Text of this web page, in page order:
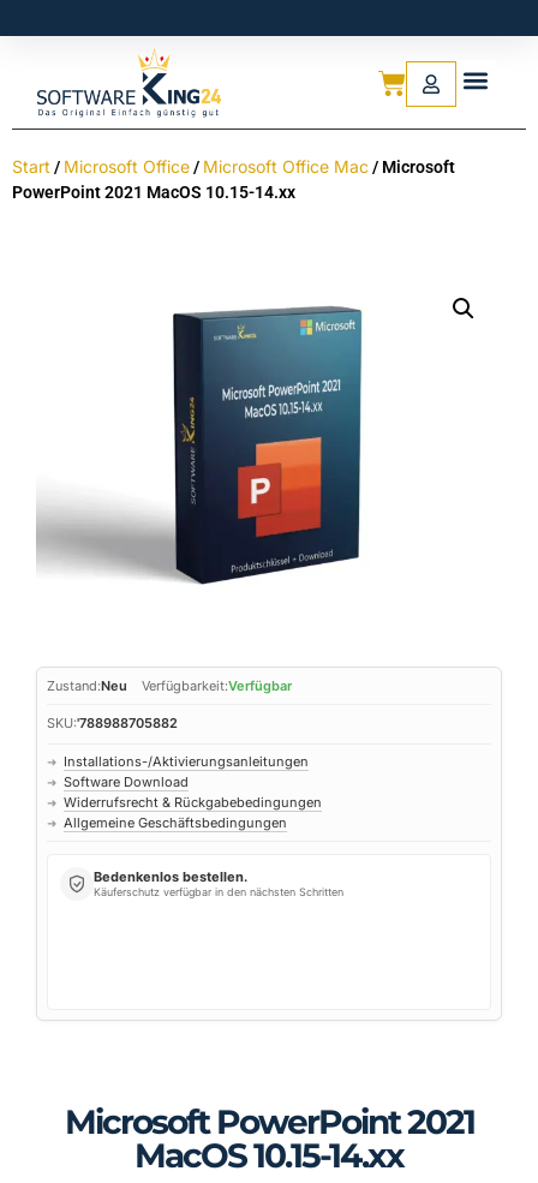
Start / Microsoft Office/ Microsoft Office Mac / Microsoft
PowerPoint 2021 MacOS 10.15-14.xx
Zustand:Neu Verfügbarkeit:Verfügbar
SKU:'788988705882
➜ Installations-/Aktivierungsanleitungen
➜ Software Download
➜ Widerrufsrecht & Rückgabebedingungen
➜ Allgemeine Geschäftsbedingungen
Bedenkenlos bestellen.
Käuferschutz verfügbar in den nächsten Schritten
Microsoft PowerPoint 2021
MacOS 10.15-14.xx